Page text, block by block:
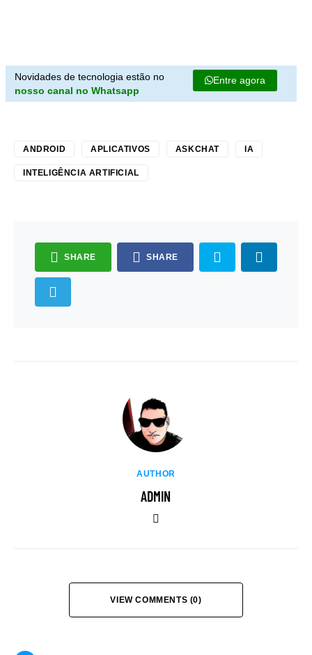
Novidades de tecnologia estão no
nosso canal no Whatsapp
Entre agora
ANDROID APLICATIVOS ASKCHAT IA
INTELIGÊNCIA ARTIFICIAL
SHARE SHARE
AUTHOR
ADMIN
VIEW COMMENTS (0)